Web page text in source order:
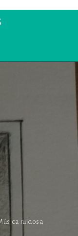
ruidosa